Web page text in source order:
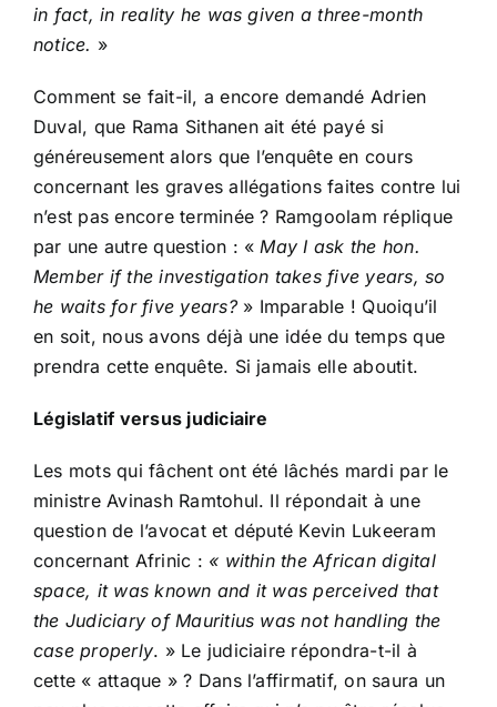
in fact, in reality he was given a three-month
notice. »
Comment se fait-il, a encore demandé Adrien
Duval, que Rama Sithanen ait été payé si
généreusement alors que l’enquête en cours
concernant les graves allégations faites contre lui
n’est pas encore terminée ? Ramgoolam réplique
par une autre question : «May I ask the hon.
Member if the investigation takes five years, so
he waits for five years? » Imparable ! Quoiqu’il
en soit, nous avons déjà une idée du temps que
prendra cette enquête. Si jamais elle aboutit.
Législatif versus judiciaire
Les mots qui fâchent ont été lâchés mardi par le
ministre Avinash Ramtohul. Il répondait à une
question de l’avocat et député Kevin Lukeeram
concernant Afrinic : « within the African digital
space, it was known and it was perceived that
the Judiciary of Mauritius was not handling the
case properly. » Le judiciaire répondra-t-il à
cette « attaque » ? Dans l’affirmatif, on saura un